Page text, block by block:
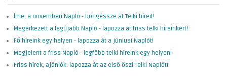
Íme, a novemberi Napló - böngéssze át Telki híreit!
Megérkezett a legújabb Napló - lapozza át friss telki híreinkért!
Fő híreink egy helyen - lapozza át a júniusi Naplót!
Megjelent a friss Napló - legfőbb telki híreink egy helyen!
Friss hírek, ajánlók: lapozza át az első őszi Telki Naplót!